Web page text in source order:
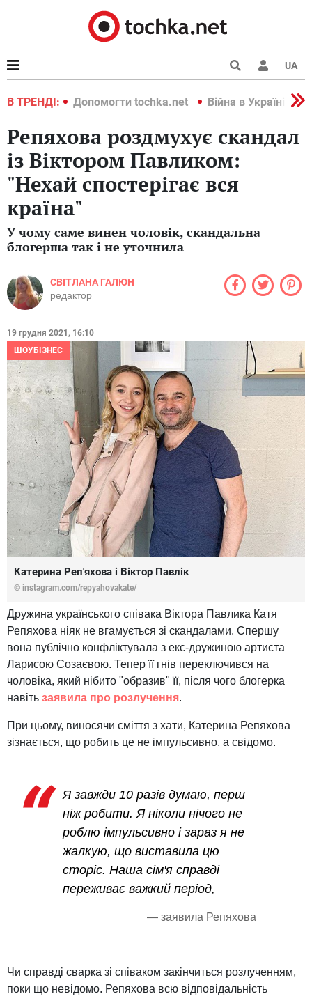
UA
В ТРЕНДІ:
2022 Допомогти tochka.net Війна в Україні 2022
Репяхова роздмухує скандал
із Віктором Павликом:
"Нехай спостерігає вся
країна"
У чому саме винен чоловік, скандальна
блогерша так і не уточнила
СВІТЛАНА ГАЛЮН
редактор
19 грудня 2021, 16:10
ШОУБІЗНЕС
Катерина Реп'яхова і Віктор Павлік
© instagram.com/repyahovakate/
Дружина українського співака Віктора Павлика Катя
Репяхова ніяк не вгамується зі скандалами. Спершу
вона публічно конфліктувала з екс-дружиною артиста
Ларисою Созаєвою. Тепер її гнів переключився на
чоловіка, який нібито "образив" її, після чого блогерка
навіть заявила про розлучення.
При цьому, виносячи сміття з хати, Катерина Репяхова
зізнається, що робить це не імпульсивно, а свідомо.
Я завжди 10 разів думаю, перш
ніж робити. Я ніколи нічого не
роблю імпульсивно і зараз я не
жалкую, що виставила цю
сторіс. Наша сім'я справді
переживає важкий період,
— заявила Репяхова
Чи справді сварка зі співаком закінчиться розлученням,
поки що невідомо. Репяхова всю відповідальність